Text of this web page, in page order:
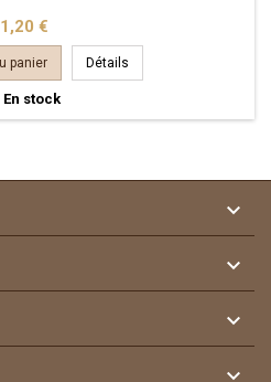
Prix
1,20 €
panier Détails
En stock


